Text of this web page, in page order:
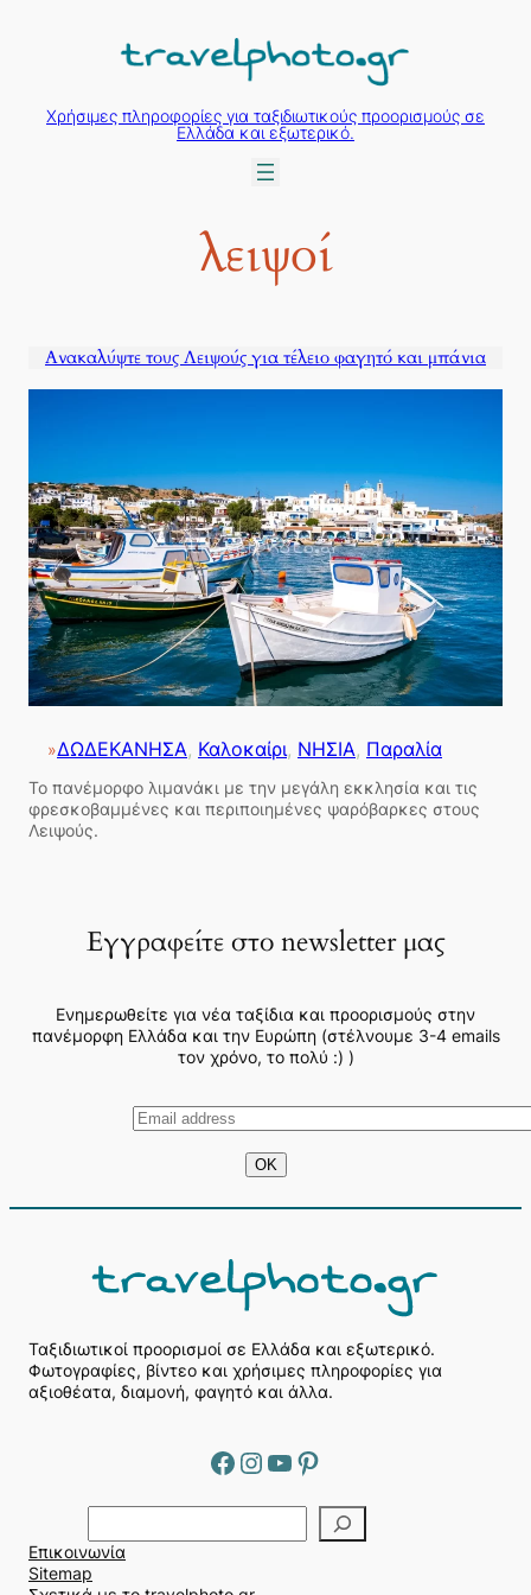
περιεχόμενο
Χρήσιμες πληροφορίες για ταξιδιωτικούς προορισμούς σε
Ελλάδα και εξωτερικό.
λειψοί
Ανακαλύψτε τους Λειψούς για τέλειο φαγητό και μπάνια
»ΔΩΔΕΚΑΝΗΣΑ, Καλοκαίρι, ΝΗΣΙΑ, Παραλία
Το πανέμορφο λιμανάκι με την μεγάλη εκκλησία και τις
φρεσκοβαμμένες και περιποιημένες ψαρόβαρκες στους
Λειψούς.
Εγγραφείτε στο newsletter μας
Ενημερωθείτε για νέα ταξίδια και προορισμούς στην
πανέμορφη Ελλάδα και την Ευρώπη (στέλνουμε 3-4 emails
τον χρόνο, το πολύ :) )
Ταξιδιωτικοί προορισμοί σε Ελλάδα και εξωτερικό.
Φωτογραφίες, βίντεο και χρήσιμες πληροφορίες για
αξιοθέατα, διαμονή, φαγητό και άλλα.
Facebook Instagram YouTube Pinterest
ν
α
Επικοινωνία
Sitemap